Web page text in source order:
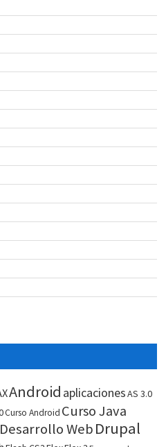
Android aplicacionesAS 3.0
Curso Android Curso Java
Desarrollo WebDrupal